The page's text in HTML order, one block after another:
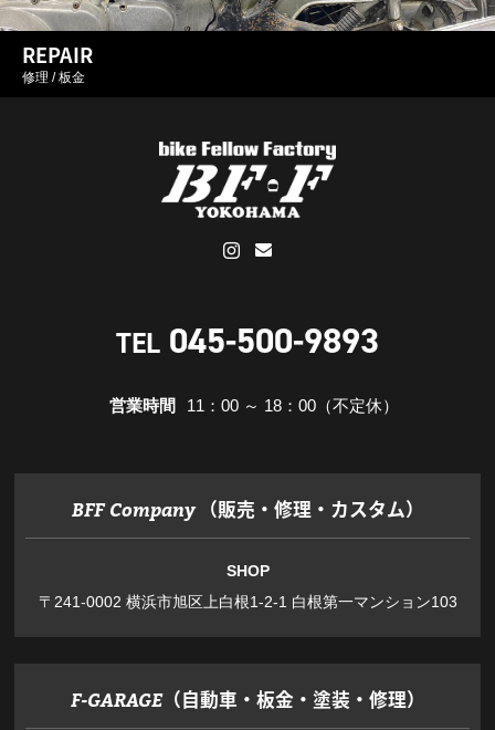
REPAIR
修理 / 板金
TEL 045-500-9893
営業時間 11：00 ～ 18：00（不定休）
BFF Company（販売・修理・カスタム）
SHOP
〒241-0002 横浜市旭区上白根1-2-1 白根第一マンション103
F-GARAGE（自動車・板金・塗装・修理）